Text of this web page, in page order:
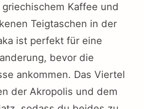
Kaffee und
Teigtaschen in der
ist perfekt für eine
bevor die
ankommen. Das Viertel
der Akropolis und dem